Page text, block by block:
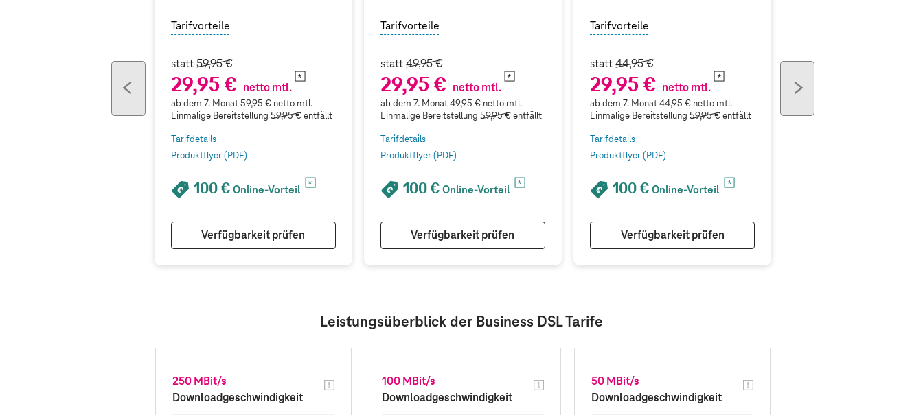
Tarifvorteile
statt59,95 €
29,95 € netto mtl.
ab dem 7. Monat 59,95 € netto mtl.
Einmalige Bereitstellung 59,95 €entfällt
Tarifdetails
Produktflyer (PDF)
100 € Online-Vorteil
Verfügbarkeit prüfen
250 MBit/s
Downloadgeschwindigkeit
Tarifvorteile
statt49,95 €
29,95 € netto mtl.
ab dem 7. Monat 49,95 € netto mtl.
Einmalige Bereitstellung 59,95 €entfällt
Tarifdetails
Produktflyer (PDF)
100 € Online-Vorteil
Verfügbarkeit prüfen
100 MBit/s
Downloadgeschwindigkeit
Tarifvorteile
statt44,95 €
29,95 € netto mtl.
ab dem 7. Monat 44,95 € netto mtl.
Einmalige Bereitstellung59,95 €entfällt
Tarifdetails
Produktflyer (PDF)
100 € Online-Vorteil
Verfügbarkeit prüfen
50 MBit/s
Downloadgeschwindigkeit
Leistungsüberblick der Business DSL Tarife
previous
button